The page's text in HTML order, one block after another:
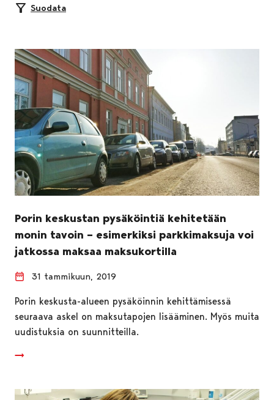
Suodata
Porin keskustan pysäköintiä kehitetään
monin tavoin – esimerkiksi parkkimaksuja voi
jatkossa maksaa maksukortilla
31 tammikuun, 2019
Porin keskusta-alueen pysäköinnin kehittämisessä
seuraava askel on maksutapojen lisääminen. Myös muita
uudistuksia on suunnitteilla.